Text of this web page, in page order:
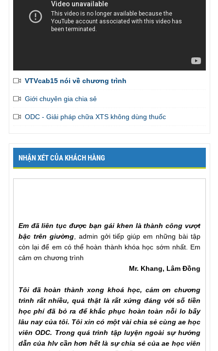
VTVcab15 nói về chương trình
Giới chuyên gia chia sẻ
ODC - Giải pháp chữa XTS không dùng thuốc
NHẬN XÉT CỦA KHÁCH HÀNG
bậc trên giường, admin gởi tiếp giúp em những bài tập
còn lại để em có thể hoàn thành khóa học sớm nhất. Em
cảm ơn chương trình
trình rất nhiều, quả thật là rất xứng đáng với số tiền
học phí đã bỏ ra để khắc phục hoàn toàn nỗi lo bấy
lâu nay của tôi. Tôi xin có một vài chia sẻ cùng ae học
viên ODC. Trong quá trình tập luyện ngoài sự hướng
dẫn của hlv cần hơn hết là sự chia sẻ của ae học viên
với nhau để hiểu rõ từng vấn đề của phương pháp.